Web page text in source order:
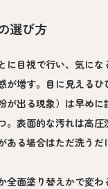
選び方
に目視で行い、気にな
が増す。目に見えるひ
が出る現象）は早め
。表面的な汚れは高
ある場合はただ洗うだ
全面塗り替えかで変わ